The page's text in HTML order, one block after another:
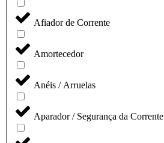
Afiador de Corrente
Amortecedor
Anéis / Arruelas
Aparador / Segurança da Corrente